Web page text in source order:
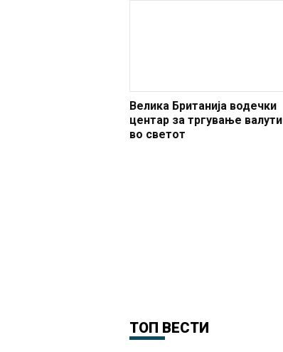
Велика Британија водечки
центар за тргување валути
во светот
ТОП ВЕСТИ